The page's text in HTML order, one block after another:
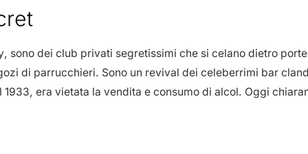
sono dei club privati segretissimi che si celano dietro
di parrucchieri. Sono un revival dei celeberrimi bar
era vietata la vendita e consumo di alcol. Oggi